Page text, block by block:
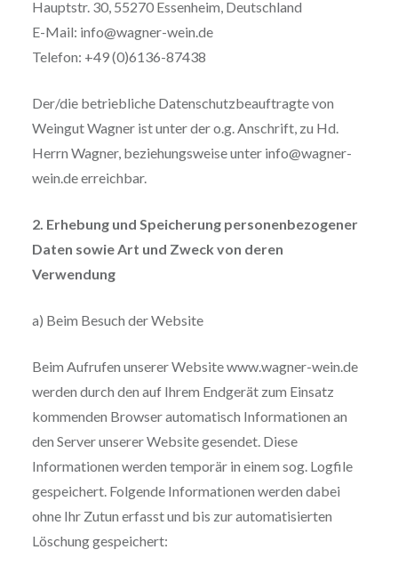
Hauptstr. 30, 55270 Essenheim, Deutschland
E-Mail: info@wagner-wein.de
Telefon: +49 (0)6136-87438
Der/die betriebliche Datenschutzbeauftragte von
Weingut Wagner ist unter der o.g. Anschrift, zu Hd.
Herrn Wagner, beziehungsweise unter info@wagner-
wein.de erreichbar.
2. Erhebung und Speicherung personenbezogener
Daten sowie Art und Zweck von deren
Verwendung
a) Beim Besuch der Website
Beim Aufrufen unserer Website www.wagner-wein.de
werden durch den auf Ihrem Endgerät zum Einsatz
kommenden Browser automatisch Informationen an
den Server unserer Website gesendet. Diese
Informationen werden temporär in einem sog. Logfile
gespeichert. Folgende Informationen werden dabei
ohne Ihr Zutun erfasst und bis zur automatisierten
Löschung gespeichert: